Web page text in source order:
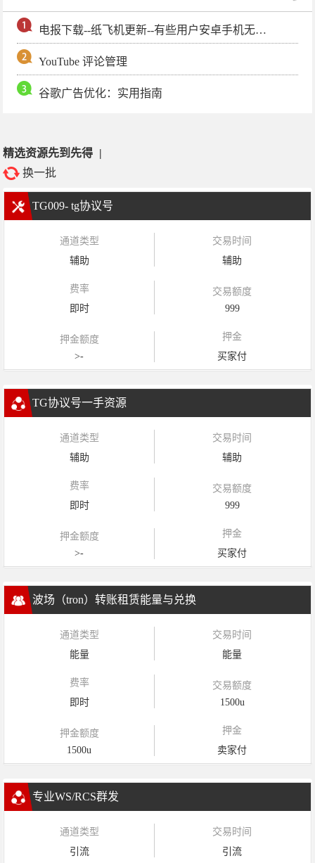
电报下载--纸飞机更新--有些用户安卓手机无法更新电报软件
YouTube 评论管理
谷歌广告优化：实用指南
精选资源先到先得 |
换一批
TG009- tg协议号
通道类型
辅助
交易时间
辅助
费率
即时
交易额度
999
押金额度
>-
押金
买家付
TG协议号一手资源
通道类型
辅助
交易时间
辅助
费率
即时
交易额度
999
押金额度
>-
押金
买家付
波场（tron）转账租赁能量与兑换
通道类型
能量
交易时间
能量
费率
即时
交易额度
1500u
押金额度
1500u
押金
卖家付
专业WS/RCS群发
通道类型
引流
交易时间
引流